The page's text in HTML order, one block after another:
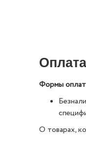
Формы
О товарах,